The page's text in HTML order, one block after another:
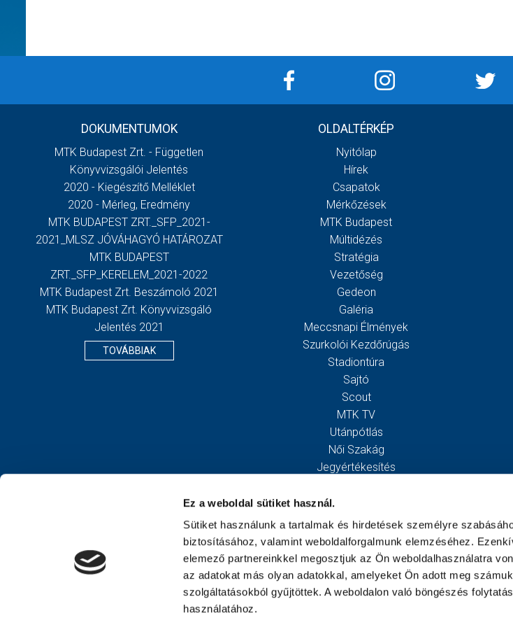
Ez a weboldal sütiket használ.
Sütiket használunk a tartalmak és hirdetések személyre
biztosításához, valamint weboldalforgalmunk elemzéséhez.
elemező partnereinkkel megosztjuk az Ön weboldalhasználatra
az adatokat más olyan adatokkal, amelyeket Ön adott meg
szolgáltatásokból gyűjtöttek. A weboldalon való böngészés
használatához.
DOKUMENTUMOK
MTK Budapest Zrt. - Független
Könyvvizsgálói Jelentés
2020 - Kiegészítő Melléklet
2020 - Mérleg, Eredmény
MTK BUDAPEST ZRT._SFP_2021-
2021_MLSZ JÓVÁHAGYÓ HATÁROZAT
MTK BUDAPEST
ZRT._SFP_KERELEM_2021-2022
MTK Budapest Zrt. Beszámoló 2021
MTK Budapest Zrt. Könyvvizsgáló
Jelentés 2021
TOVÁBBIAK
OLDALTÉRKÉP
Nyitólap
Hírek
Csapatok
Mérkőzések
MTK Budapest
Múltidézés
Stratégia
Vezetőség
Gedeon
Galéria
Meccsnapi Élmények
Szurkolói Kezdőrúgás
Stadiontúra
Sajtó
Scout
MTK TV
Utánpótlás
Női Szakág
Jegyértékesítés
Egyesület
Kapcsolat